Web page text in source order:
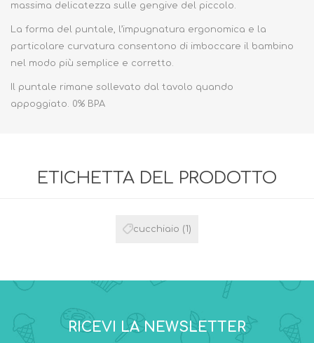
massima delicatezza sulle gengive del piccolo.
La forma del puntale, l’impugnatura ergonomica e la
particolare curvatura consentono di imboccare il bambino
nel modo più semplice e corretto.
Il puntale rimane sollevato dal tavolo quando
appoggiato. 0% BPA
ETICHETTA DEL PRODOTTO
cucchiaio (1)
RICEVI LA NEWSLETTER